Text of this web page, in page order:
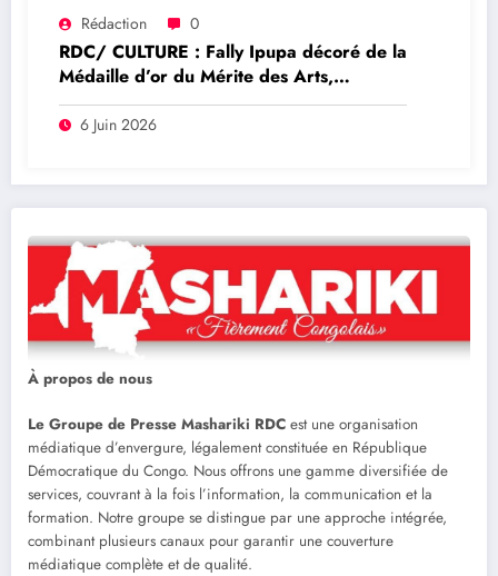
Rédaction 0
RDC/ CULTURE : Fally Ipupa décoré de la
Médaille d’or du Mérite des Arts,
Sciences et Lettres par le Chef de l’Etat
6 Juin 2026
À propos de nous
Le Groupe de Presse Mashariki RDC est une organisation
médiatique d’envergure, légalement constituée en République
Démocratique du Congo. Nous offrons une gamme diversifiée de
services, couvrant à la fois l’information, la communication et la
formation. Notre groupe se distingue par une approche intégrée,
combinant plusieurs canaux pour garantir une couverture
médiatique complète et de qualité.